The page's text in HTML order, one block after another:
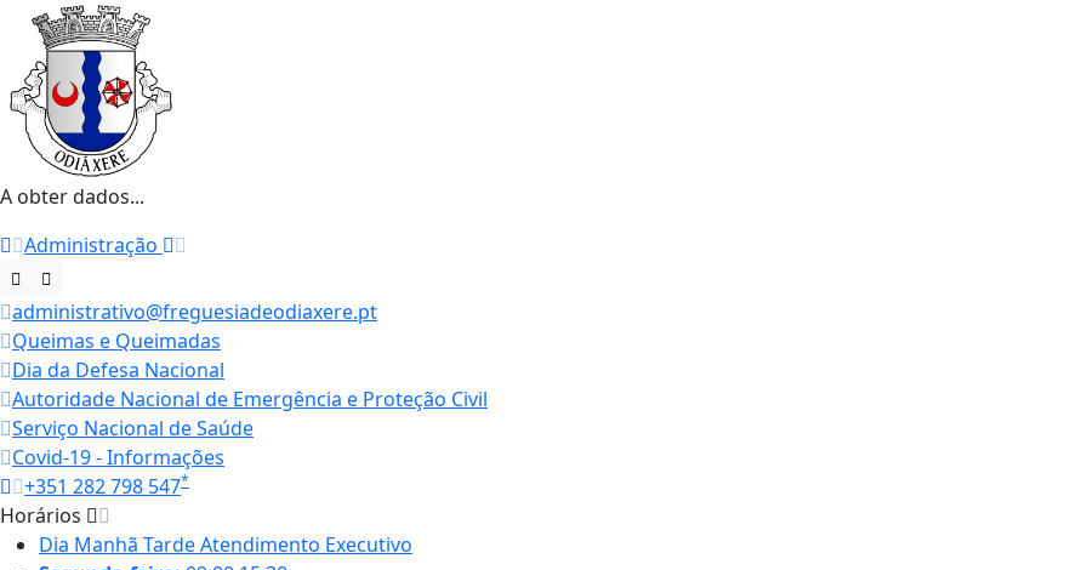
A obter dados...
Administração
administrativo@freguesiadeodiaxere.pt
Queimas e Queimadas
Dia da Defesa Nacional
Autoridade Nacional de Emergência e Proteção Civil
Serviço Nacional de Saúde
Covid-19 - Informações
+351 282 798 547*
Horários
Dia Manhã TardeAtendimento Executivo